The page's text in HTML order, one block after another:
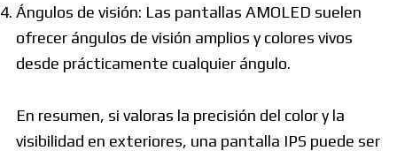
Ángulos de visión: Las pantallas AMOLED suelen
ofrecer ángulos de visión amplios y colores vivos
desde prácticamente cualquier ángulo.
En resumen, si valoras la precisión del color y la
visibilidad en exteriores, una pantalla IPS puede ser